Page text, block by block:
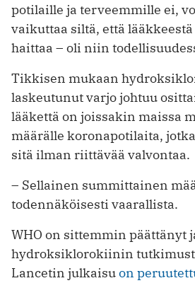
potilaille ja terveemmille ei,
vaikuttaa siltä, että
haittaa – oli niin
Tikkisen mukaan
laskeutunut varjo johtuu
lääkettä on joissakin maissa
määrälle koronapotilaita,
sitä ilman riittävää valvontaa.
– Sellainen summittainen
todennäköisesti vaarallista.
WHO on sittemmin päättänyt
hydroksiklorokiinin
Lancetin julkaisuon